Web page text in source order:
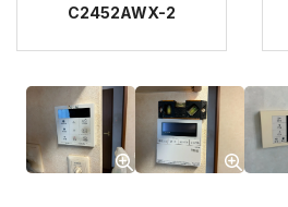
C2452AWX-2